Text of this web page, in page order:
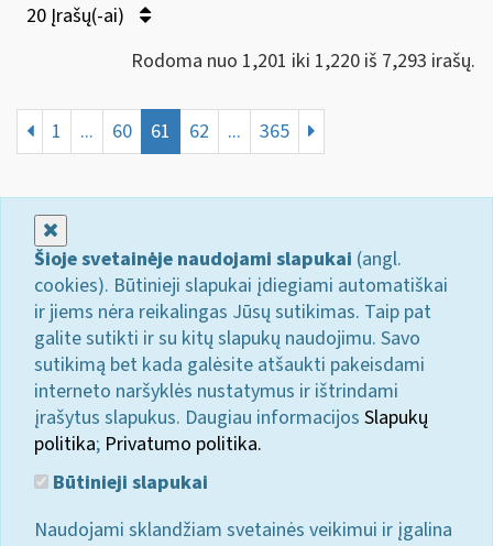
20 Įrašų(-ai)
Rodoma nuo 1,201 iki 1,220 iš 7,293 irašų.
1 ... 60 61 62 ... 365
Šioje svetainėje naudojami slapukai (angl.
cookies). Būtinieji slapukai įdiegiami automatiškai
ir jiems nėra reikalingas Jūsų sutikimas. Taip pat
galite sutikti ir su kitų slapukų naudojimu. Savo
sutikimą bet kada galėsite atšaukti pakeisdami
interneto naršyklės nustatymus ir ištrindami
įrašytus slapukus. Daugiau informacijos Slapukų
politika; Privatumo politika.
Būtinieji slapukai
Naudojami sklandžiam svetainės veikimui ir įgalina